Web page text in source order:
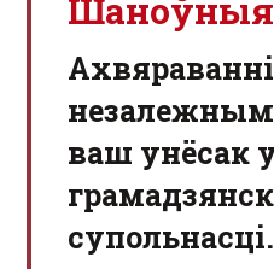
Aхвяраванні
ваш унёсак
супольнасці.